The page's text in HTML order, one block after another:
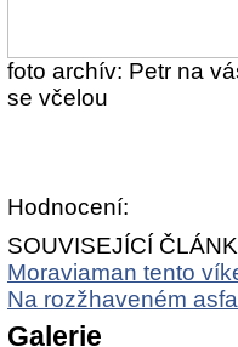
foto archív: Petr na
se včelou
Hodnocení:
SOUVISEJÍCÍ
Moraviaman tento
Na rozžhaveném
Galerie